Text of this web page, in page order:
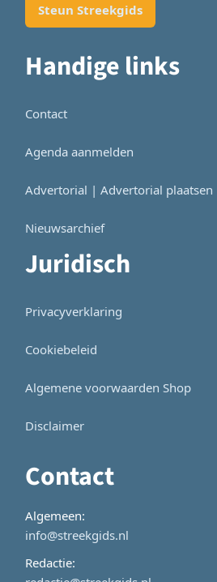
Steun Streekgids
Handige links
Contact
Agenda aanmelden
Advertorial | Advertorial plaatsen
Nieuwsarchief
Juridisch
Privacyverklaring
Cookiebeleid
Algemene voorwaarden Shop
Disclaimer
Contact
Algemeen:
info@streekgids.nl
Redactie: